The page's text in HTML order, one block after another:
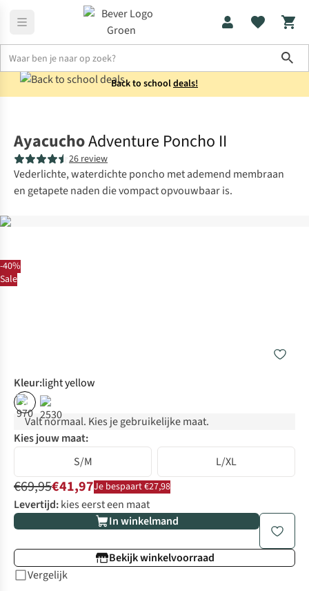
Back to schooldeals!
-40%
Sale
AyacuchoAdventure Poncho II
26 review
Vederlichte, waterdichte poncho met ademend membraan
en getapete naden die vompact opvouwbaar is.
Kleur:light yellow
%
Valt normaal. Kies je gebruikelijke maat.
Kies jouw maat:
S/M
L/XL
€69,95€41,97Je bespaart €27,98
Levertijd:kies eerst een maat
In winkelmand
Bekijk winkelvoorraad
Vergelijk